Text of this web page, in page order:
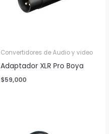
Convertidores de Audio y video
Adaptador XLR Pro Boya
$59,000